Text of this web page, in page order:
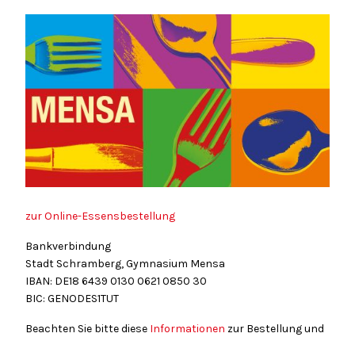
zur Online-Essensbestellung
Bankverbindung
Stadt Schramberg, Gymnasium Mensa
IBAN: DE18 6439 0130 0621 0850 30
BIC: GENODES1TUT
Beachten Sie bitte diese Informationen zur Bestellung und